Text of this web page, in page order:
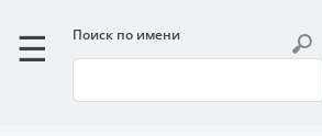
Поиск по имени